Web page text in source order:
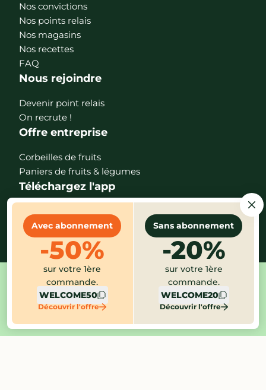
Avec abonnement
-50%
sur votre 1ère
commande.
WELCOME50
Découvrir l'offre
Sans abonnement
-20%
sur votre 1ère
commande.
WELCOME20
Découvrir l'offre
Nos convictions
Nos points relais
Nos magasins
Nos recettes
FAQ
Nous rejoindre
Devenir point relais
On recrute !
Offre entreprise
Corbeilles de fruits
Paniers de fruits & légumes
Téléchargez l'app
Mentions légalesCGVProtection des données
Gestion des cookiesIndex égalité
Alerte éthique
Paramètres des cookies
©2026 Potager City - version 2.30.1